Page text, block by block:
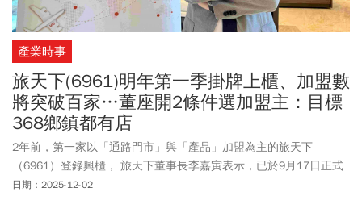
產業時事
旅天下(6961)明年第一季掛牌上櫃、加盟數
將突破百家…董座開2條件選加盟主：目標
368鄉鎮都有店
2年前，第一家以「通路門市」與「產品」加盟為主的旅天下
（6961）登錄興櫃， 旅天下董事長李嘉寅表示，已於9月17日正式
向櫃買中心申請上櫃，過程很順利，已走完所有程序，預計於明年
日期：2025-12-02